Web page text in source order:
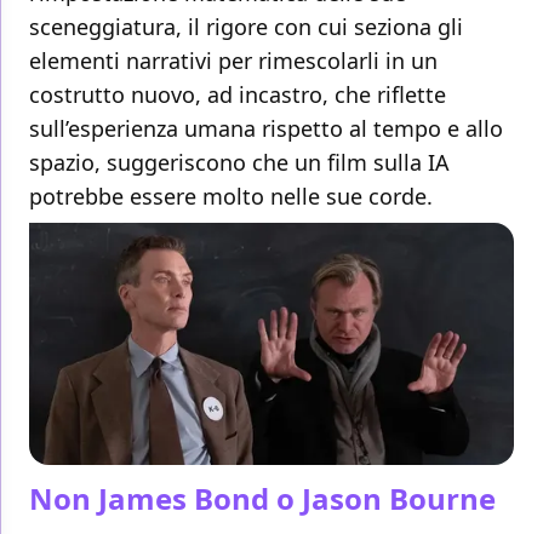
sceneggiatura, il rigore con cui seziona gli
elementi narrativi per rimescolarli in un
costrutto nuovo, ad incastro, che riflette
sull’esperienza umana rispetto al tempo e allo
spazio, suggeriscono che un film sulla IA
potrebbe essere molto nelle sue corde.
Non James Bond o Jason Bourne